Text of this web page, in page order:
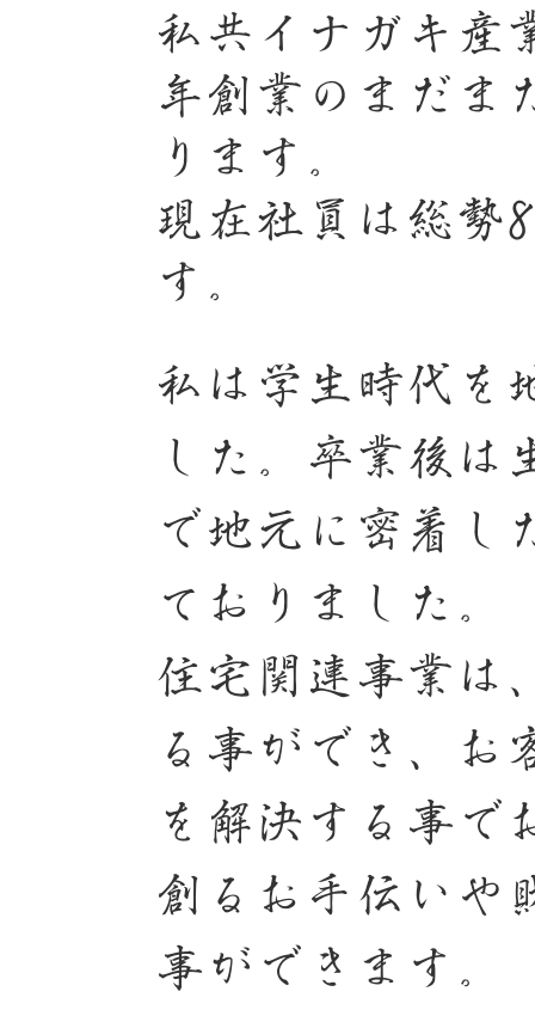
私共イナガキ産
年創業のまだま
ります。
現在社員は総勢
す。
私は学生時代を
した。卒業後
で地元に密着し
ておりました。
住宅関連事業は
る事ができ、お
を解決する事で
創るお手伝いや
事ができます。